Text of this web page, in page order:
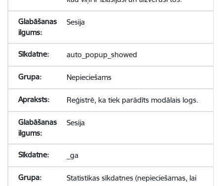
Sesija
auto_popup_showed
Nepieciešams
Reģistrē, ka tiek parādīts modālais logs.
Sesija
_ga
Statistikas sīkdatnes (nepieciešamas, lai